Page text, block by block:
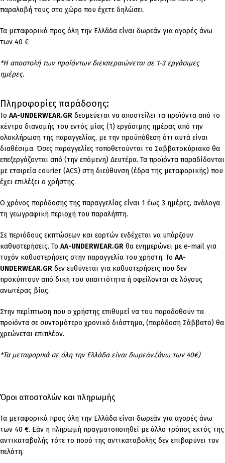
παραλαβή τους στο χώρο που έχετε δηλώσει.
Τα μεταφορικά προς όλη την Ελλάδα είναι δωρεάν για αγορές άνω
των 40 €
*Η αποστολή των προϊόντων διεκπεραιώνεται σε 1-3 εργάσιμες
ημέρες.
Πληροφορίες παράδοσης:
To AA-UNDERWEAR.GR δεσμεύεται να αποστείλει τα προϊόντα από το
κέντρο διανομής του εντός μίας (1) εργάσιμης ημέρας από την
ολοκλήρωση της παραγγελίας, με την προϋπόθεση ότι αυτά είναι
διαθέσιμα. Όσες παραγγελίες τοποθετούνται το Σαββατοκύριακο θα
επεξεργάζονται από (την επόμενη) Δευτέρα. Τα προϊόντα παραδίδονται
με εταιρεία courier (ACS) στη διεύθυνση (έδρα της μεταφορικής) που
έχει επιλέξει ο χρήστης.
Ο χρόνος παράδοσης της παραγγελίας είναι 1 έως 3 ημέρες, ανάλογα
τη γεωγραφική περιοχή του παραλήπτη.
Σε περιόδους εκπτώσεων και εορτών ενδέχεται να υπάρξουν
καθυστερήσεις. Το AA-UNDERWEAR.GR θα ενημερώνει με e-mail για
τυχόν καθυστερήσεις στην παραγγελία του χρήστη. Το AA-
UNDERWEAR.GR δεν ευθύνεται για καθυστερήσεις που δεν
προκύπτουν από δική του υπαιτιότητα ή οφείλονται σε λόγους
ανωτέρας βίας.
Στην περίπτωση που ο χρήστης επιθυμεί να του παραδοθούν τα
προϊόντα σε συντομότερο χρονικό διάστημα, (παράδοση Σάββατο) θα
χρεώνεται επιπλέον.
*Τα μεταφορικά σε όλη την Ελλάδα είναι δωρεάν.(άνω των 40€)
Όροι αποστολών και πληρωμής
Τα μεταφορικά προς όλη την Ελλάδα είναι δωρεάν για αγορές άνω
των 40 €. Εάν η πληρωμή πραγματοποιηθεί με άλλο τρόπος εκτός της
αντικαταβολής τότε το ποσό της αντικαταβολής δεν επιβαρύνει τον
πελάτη.